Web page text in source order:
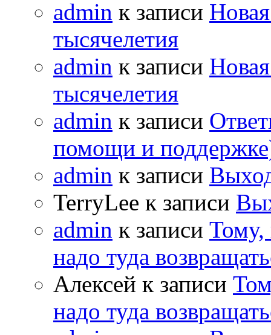
admin к записи
тысячелетия
admin к записи
тысячелетия
admin к записи
помощи и
admin к записи
TerryLee к записи
admin к записи Тому,
надо туда
Алексей к записи
надо туда